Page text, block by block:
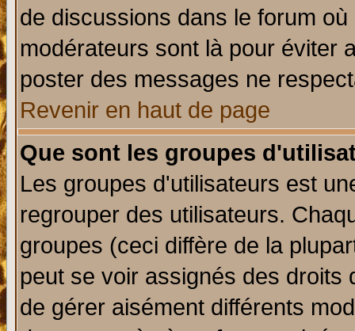
de discussions dans le forum
modérateurs sont là pour éviter
poster des messages ne
Revenir en haut de page
Que sont les groupes
Les groupes d'utilisateurs est
regrouper des utilisateurs.
groupes (ceci diffère de la
peut se voir assignés des
de gérer aisément différents